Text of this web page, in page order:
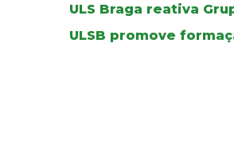
ULS Braga reativa
ULSB promove